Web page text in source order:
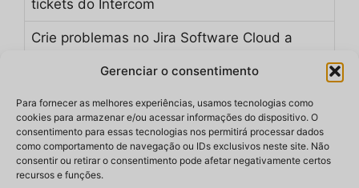
Gerenciar o consentimento
Para fornecer as melhores experiências, usamos tecnologias como
cookies para armazenar e/ou acessar informações do dispositivo. O
consentimento para essas tecnologias nos permitirá processar dados
como comportamento de navegação ou IDs exclusivos neste site. Não
consentir ou retirar o consentimento pode afetar negativamente certos
recursos e funções.
tickets do Intercom
Crie problemas no Jira Software Cloud a
novas entradas do Typeform
O processo raramente é tão simples. Antes que
um ticket seja roteado, você pode precisar